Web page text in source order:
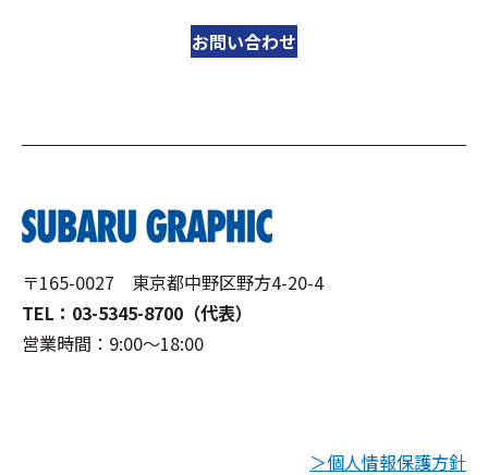
お問い合わせ
〒165-0027 東京都中野区野方4-20-4
TEL：03-5345-8700（代表）
営業時間：9:00～18:00
＞個人情報保護方針